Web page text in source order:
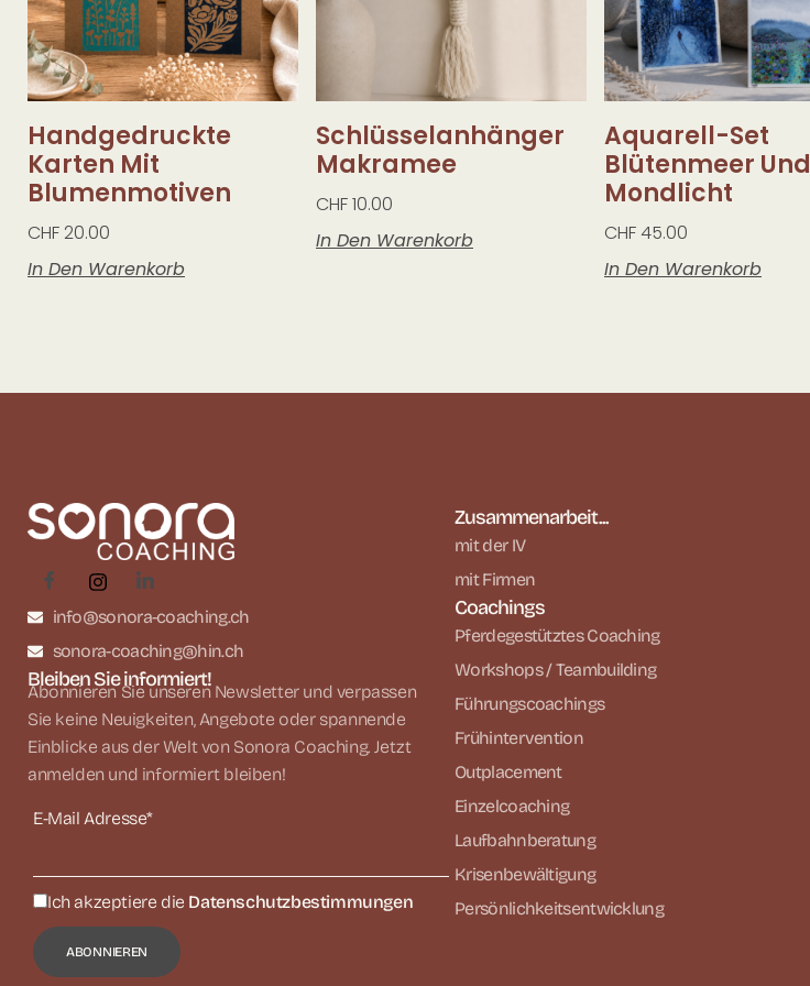
Handgedruckte
Karten Mit
Blumenmotiven
CHF 20.00
In Den Warenkorb
Schlüsselanhänger
Makramee
CHF10.00
In Den Warenkorb
Aquarell-Set
Blütenmeer Und
Mondlicht
CHF45.00
In Den Warenkorb
info@sonora-coaching.ch
sonora-coaching@hin.ch
Bleiben Sie informiert!
Abonnieren Sie unseren Newsletter und verpassen
Sie keine Neuigkeiten, Angebote oder spannende
Einblicke aus der Welt von Sonora Coaching. Jetzt
anmelden und informiert bleiben!
E-Mail Adresse*
Ich akzeptiere die Datenschutzbestimmungen
Zusammenarbeit...
mit der IV
mit Firmen
Coachings
Pferdegestütztes Coaching
Workshops / Teambuilding
Führungscoachings
Frühintervention
Outplacement
Einzelcoaching
Laufbahnberatung
Krisenbewältigung
Persönlichkeitsentwicklung